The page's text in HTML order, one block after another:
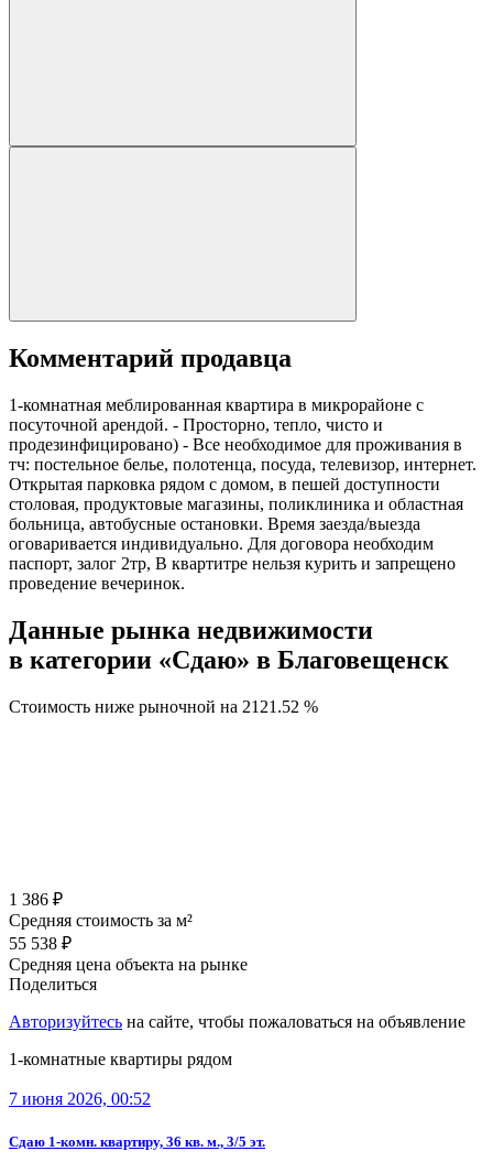
Комментарий продавца
1-комнатная меблированная квартира в микрорайоне с
посуточной арендой. - Просторно, тепло, чисто и
продезинфицировано) - Все необходимое для проживания в
тч: постельное белье, полотенца, посуда, телевизор, интернет.
Открытая парковка рядом с домом, в пешей доступности
столовая, продуктовые магазины, поликлиника и областная
больница, автобусные остановки. Время заезда/выезда
оговаривается индивидуально. Для договора необходим
паспорт, залог 2тр, В квартитре нельзя курить и запрещено
проведение вечеринок.
Данные рынка недвижимости
в категории «Сдаю» в Благовещенск
Стоимость ниже рыночной на 2121.52 %
1 386 ₽
Средняя стоимость за м²
55 538 ₽
Средняя цена объекта на рынке
Поделиться
Авторизуйтесь на сайте, чтобы пожаловаться на объявление
1-комнатные квартиры рядом
7 июня 2026, 00:52
Сдаю 1-комн. квартиру, 36 кв. м., 3/5 эт.